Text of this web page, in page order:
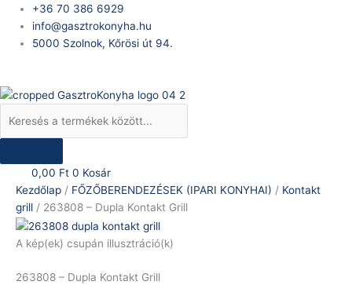
content
+36 70 386 6929
info@gasztrokonyha.hu
5000 Szolnok, Kőrösi út 94.
Products
search
0,00 Ft 0 Kosár
Kezdőlap / FŐZŐBERENDEZÉSEK (IPARI KONYHAI) / Kontakt
grill / 263808 – Dupla Kontakt Grill
A kép(ek) csupán illusztráció(k)
263808 – Dupla Kontakt Grill
263808
Dupla
mennyiség